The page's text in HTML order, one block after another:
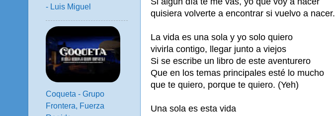
quisiera volverte a encontrar si vuelvo a nacer.
La vida es una sola y yo solo quiero
vivirla contigo, llegar junto a viejos
Si se escribe un libro de este aventurero
Que en los temas principales esté lo mucho
que te quiero, porque te quiero. (Yeh)
Una sola es esta vida
- Luis Miguel
Coqueta - Grupo
Frontera, Fuerza